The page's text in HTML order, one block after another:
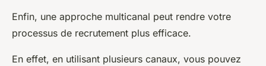
Enfin, une approche multicanal peut rendre votre
processus de recrutement plus efficace.
En effet, en utilisant plusieurs canaux, vous pouvez